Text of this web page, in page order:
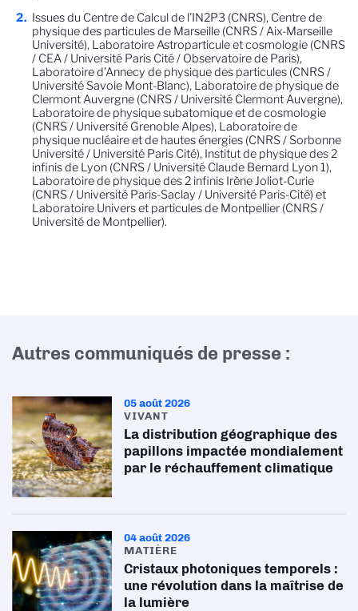
Issues du Centre de Calcul de l’IN2P3 (CNRS), Centre de
physique des particules de Marseille (CNRS / Aix-Marseille
Université), Laboratoire Astroparticule et cosmologie (CNRS
/ CEA / Université Paris Cité / Observatoire de Paris),
Laboratoire d’Annecy de physique des particules (CNRS /
Université Savoie Mont-Blanc), Laboratoire de physique de
Clermont Auvergne (CNRS / Université Clermont Auvergne),
Laboratoire de physique subatomique et de cosmologie
(CNRS / Université Grenoble Alpes), Laboratoire de
physique nucléaire et de hautes énergies (CNRS / Sorbonne
Université / Université Paris Cité), Institut de physique des 2
infinis de Lyon (CNRS / Université Claude Bernard Lyon 1),
Laboratoire de physique des 2 infinis Irène Joliot-Curie
(CNRS / Université Paris-Saclay / Université Paris-Cité) et
Laboratoire Univers et particules de Montpellier (CNRS /
Université de Montpellier).
Autres communiqués de presse :
05 août 2026
VIVANT
La distribution géographique des
papillons impactée mondialement
par le réchauffement climatique
04 août 2026
MATIÈRE
Cristaux photoniques temporels :
une révolution dans la maîtrise de
la lumière